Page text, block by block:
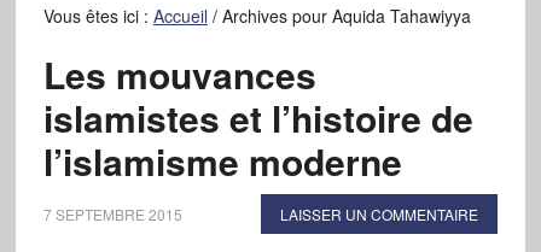
Vous êtes ici : Accueil /Archives pour Aquida Tahawiyya
Les mouvances
islamistes et l’histoire de
l’islamisme moderne
7 SEPTEMBRE 2015 LAISSER UN COMMENTAIRE